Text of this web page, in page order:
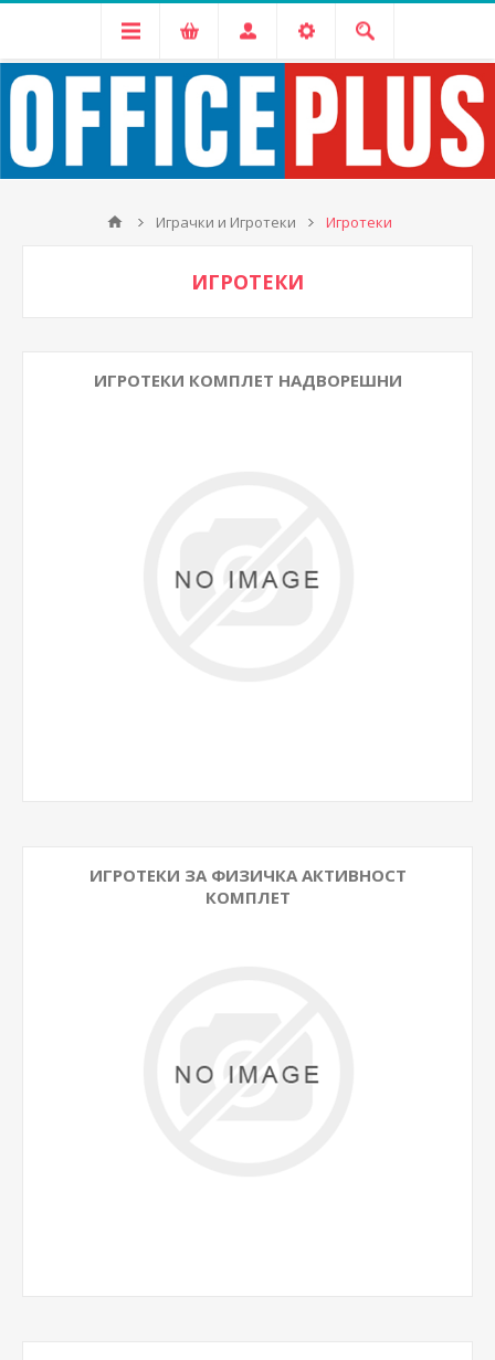
Играчки и Игротеки Игротеки
ИГРОТЕКИ
ИГРОТЕКИ КОМПЛЕТ НАДВОРЕШНИ
ИГРОТЕКИ ЗА ФИЗИЧКА АКТИВНОСТ
КОМПЛЕТ